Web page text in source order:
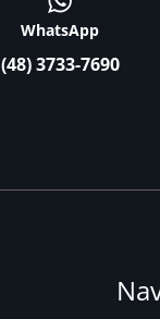
WhatsApp
(48) 3733-7690